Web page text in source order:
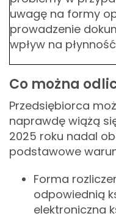
uwagę na formy
prowadzenie
wpływ na
Co można
Przedsiębiorca
naprawdę wiążą
2025 roku nadal
podstawowe
Forma
odpowiednią
elektroniczna